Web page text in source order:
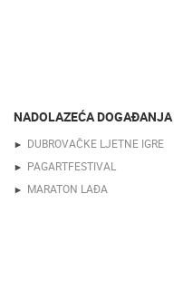
NADOLAZEĆA DOGAĐANJA
DUBROVAČKE LJETNE IGRE
PAGARTFESTIVAL
MARATON LAĐA